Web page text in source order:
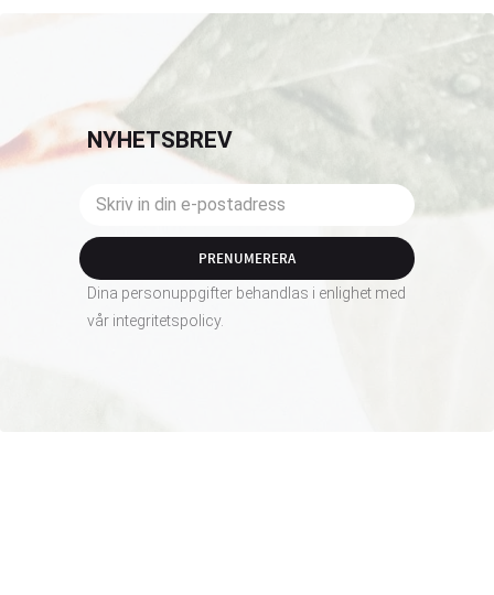
NYHETSBREV
PRENUMERERA
Dina personuppgifter behandlas i enlighet med
vår integritetspolicy.